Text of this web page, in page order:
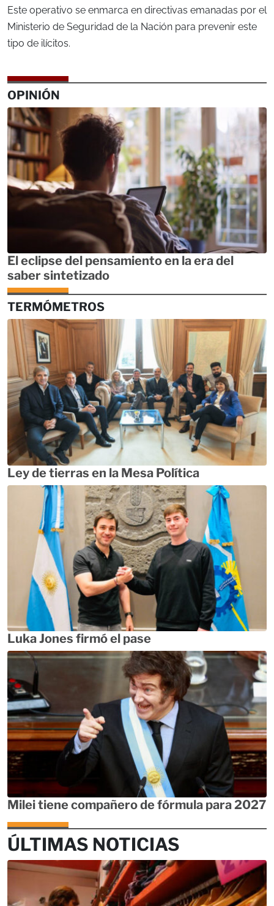
Este operativo se enmarca en directivas emanadas por el
Ministerio de Seguridad de la Nación para prevenir este
tipo de ilícitos.
OPINIÓN
El eclipse del pensamiento en la era del
saber sintetizado
TERMÓMETROS
Ley de tierras en la Mesa Política
Luka Jones firmó el pase
Milei tiene compañero de fórmula para 2027
ÚLTIMAS NOTICIAS